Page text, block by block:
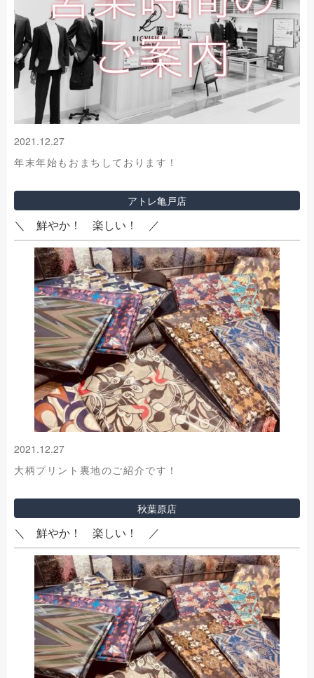
2021.12.27
年末年始もおまちしております！
アトレ亀戸店
＼ 鮮やか！ 楽しい！ ／
2021.12.27
大柄プリント裏地のご紹介です！
秋葉原店
＼ 鮮やか！ 楽しい！ ／